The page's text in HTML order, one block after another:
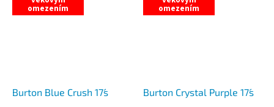
omezením
Burton Blue Crush 17´s
omezením
Burton Crystal Purple 17´s